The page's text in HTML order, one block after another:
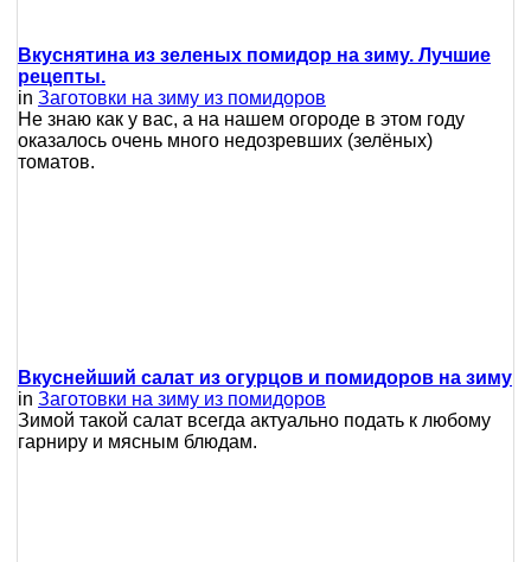
Вкуснятина из зеленых помидор на зиму. Лучшие
рецепты.
in Заготовки на зиму из помидоров
Не знаю как у вас, а на нашем огороде в этом году
оказалось очень много недозревших (зелёных)
томатов.
Вкуснейший салат из огурцов и помидоров на зиму
in Заготовки на зиму из помидоров
Зимой такой салат всегда актуально подать к любому
гарниру и мясным блюдам.